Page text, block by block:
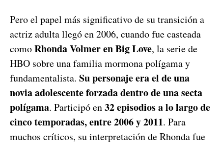
Pero el papel más significativo de su transición a
actriz adulta llegó en 2006, cuando fue casteada
comoRhonda Volmer en Big Love, la serie de
HBO sobre una familia mormona polígama y
fundamentalista. Su personaje era el de una
novia adolescente forzada dentro de una secta
polígama. Participó en32 episodios a lo largo de
cinco temporadas, entre 2006 y 2011. Para
muchos críticos, su interpretación de Rhonda fue